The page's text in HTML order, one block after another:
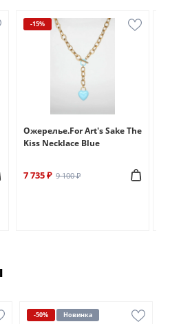
-15%
Ожерелье.For Art's Sake The
Kiss Necklace Blue
7 735 ₽ 9 100 ₽
-50% Новинка